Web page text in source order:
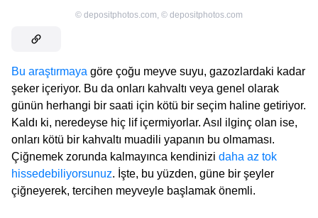
© depositphotos.com, © depositphotos.com
Bu araştırmaya göre çoğu meyve suyu, gazozlardaki kadar
şeker içeriyor. Bu da onları kahvaltı veya genel olarak
günün herhangi bir saati için kötü bir seçim haline getiriyor.
Kaldı ki, neredeyse hiç lif içermiyorlar. Asıl ilginç olan ise,
onları kötü bir kahvaltı muadili yapanın bu olmaması.
Çiğnemek zorunda kalmayınca kendinizi daha az tok
hissedebiliyorsunuz. İşte, bu yüzden, güne bir şeyler
çiğneyerek, tercihen meyveyle başlamak önemli.